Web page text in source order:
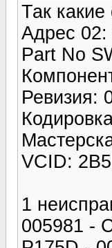
Так
Адрес 02:
Part No
Ревизия:
VCID:
1
005981 -